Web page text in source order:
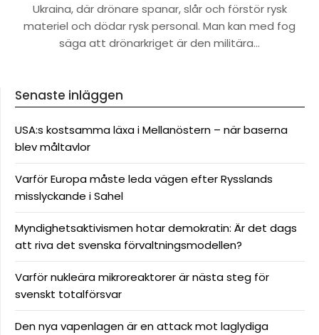
Ukraina, där drönare spanar, slår och förstör rysk
materiel och dödar rysk personal. Man kan med fog
säga att drönarkriget är den militära…
Senaste inläggen
USA:s kostsamma läxa i Mellanöstern – när baserna
blev måltavlor
Varför Europa måste leda vägen efter Rysslands
misslyckande i Sahel
Myndighetsaktivismen hotar demokratin: Är det dags
att riva det svenska förvaltningsmodellen?
Varför nukleära mikroreaktorer är nästa steg för
svenskt totalförsvar
Den nya vapenlagen är en attack mot laglydiga